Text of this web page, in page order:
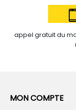
appel gratuit du
MON COMPTE